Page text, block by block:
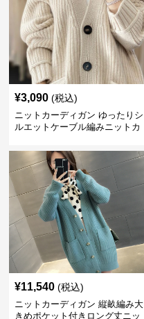
¥3,090 (税込)
ニットカーディガン ゆったりシ
ルエットケーブル編みニットカ
¥11,540 (税込)
ニットカーディガン 縦畝編み大
きめポケット付きロング丈ニッ